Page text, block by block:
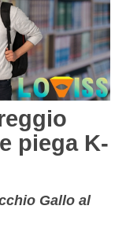
piega K-
Gallo al